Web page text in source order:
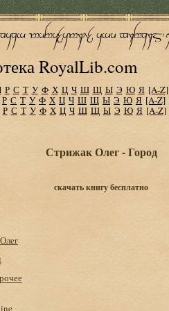
RoyalLib.com
Р С Т У Ф Х Ц Ч Ш Щ Ы Э Ю Я [A-Z]
Р С Т У Ф Х Ц Ч Ш Щ Ы Э Ю Я [A-Z]
Р С Т У Ф Х Ц Ч Ш Щ Ы Э Ю Я [A-Z]
Стрижак Олег - Город
скачать книгу бесплатно